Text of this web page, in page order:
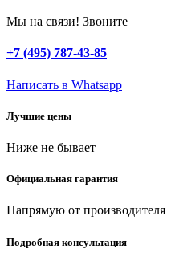
HYUNDAI
1500-
210
Мы на связи! Звоните
+7 (495) 787-43-85
Написать в Whatsapp
Лучшие цены
Ниже не бывает
Официальная гарантия
Напрямую от производителя
Подробная консультация